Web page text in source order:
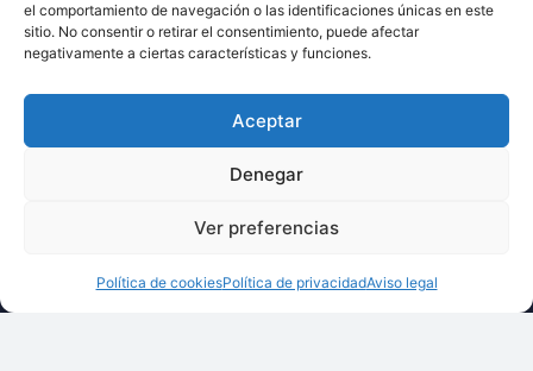
el comportamiento de navegación o las identificaciones únicas en este
sitio. No consentir o retirar el consentimiento, puede afectar
negativamente a ciertas características y funciones.
Aceptar
Denegar
Ver preferencias
Política de cookiesPolítica de privacidadAviso legal
Techsolids®está
empresas que
servicios para el
procesamiento de
Llámenos:
+34 93 238 68 68
Dónde estamos:
C/ Francisco Giner,
08012 Barcelona
Escríbanos:
info@techsolids.com
Síganos en redes